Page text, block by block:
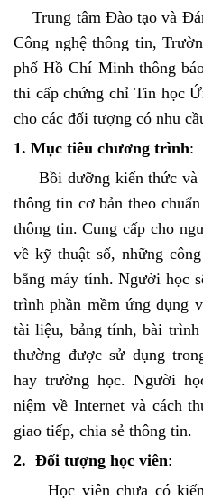
Trung tâm Đào tạo và
Công nghệ thông tin,
phố Hồ Chí Minh thông
thi cấp chứng chỉ Tin học
cho các đối tượng có nhu
1. Mục tiêu chương trình:
Bồi dưỡng kiến thức và
thông tin cơ bản theo
thông tin. Cung cấp cho
về kỹ thuật số, những
bằng máy tính. Người học
trình phần mềm ứng dụng
tài liệu, bảng tính, bài trình
thường được sử dụng
hay trường học. Người
niệm về Internet và cách
giao tiếp, chia sẻ thông tin.
2. Đối tượng học viên:
Học viên chưa có